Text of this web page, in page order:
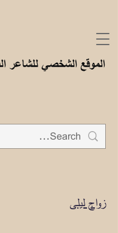
الموقع الشخصي للشاعر
زواج ليلى